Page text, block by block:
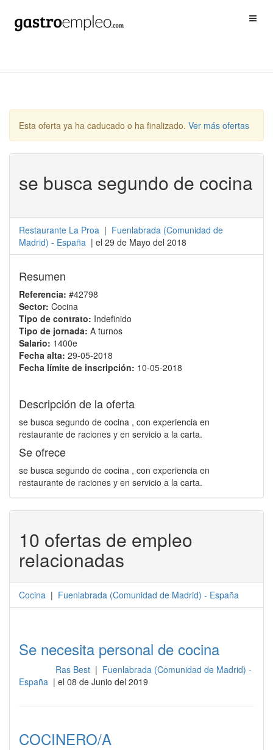
Esta oferta ya ha caducado o ha finalizado. Ver más ofertas
se busca segundo de cocina
Restaurante La Proa | Fuenlabrada (Comunidad de
Madrid) - España | el 29 de Mayo del 2018
Resumen
Referencia: #42798
Sector: Cocina
Tipo de contrato: Indefinido
Tipo de jornada: A turnos
Salario: 1400e
Fecha alta: 29-05-2018
Fecha límite de inscripción: 10-05-2018
Descripción de la oferta
se busca segundo de cocina , con experiencia en
restaurante de raciones y en servicio a la carta.
Se ofrece
se busca segundo de cocina , con experiencia en
restaurante de raciones y en servicio a la carta.
10 ofertas de empleo
relacionadas
Cocina | Fuenlabrada (Comunidad de Madrid) - España
Se necesita personal de cocina
Ras Best | Fuenlabrada (Comunidad de Madrid) -
España | el 08 de Junio del 2019
COCINERO/A